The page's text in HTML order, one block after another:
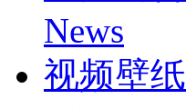
News
视频壁纸